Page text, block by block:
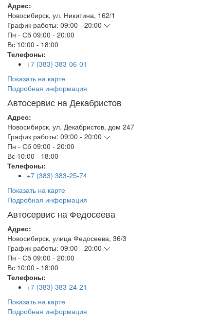
Адрес:
Новосибирск, ул. Никитина, 162/1
График работы: 09:00 - 20:00
Пн - Сб 09:00 - 20:00
Вс 10:00 - 18:00
Телефоны:
+7 (383) 383-06-01
Показать на карте
Подробная информация
Автосервис на Декабристов
Адрес:
Новосибирск, ул. Декабристов, дом 247
График работы: 09:00 - 20:00
Пн - Сб 09:00 - 20:00
Вс 10:00 - 18:00
Телефоны:
+7 (383) 383-25-74
Показать на карте
Подробная информация
Автосервис на Федосеева
Адрес:
Новосибирск, улица Федосеева, 36/3
График работы: 09:00 - 20:00
Пн - Сб 09:00 - 20:00
Вс 10:00 - 18:00
Телефоны:
+7 (383) 383-24-21
Показать на карте
Подробная информация